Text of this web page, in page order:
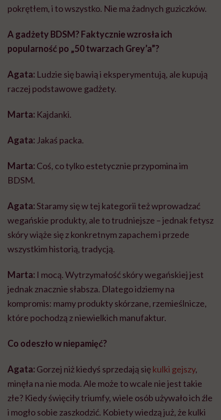
pokrętłem, i to wszystko. Nie ma żadnych guziczków.
A gadżety BDSM? Faktycznie wzrosła ich
popularność po „50 twarzach Grey’a”?
Agata: Ludzie się bawią i eksperymentują, ale kupują
raczej podstawowe gadżety.
Marta: Kajdanki.
Agata: Jakaś packa.
Marta: Coś, co tylko estetycznie przypomina im
BDSM.
Agata:Staramy się w tej kategorii też wprowadzać
wegańskie produkty, ale to trudniejsze – jednak fetysz
skóry wiąże się z konkretnym zapachem i przede
wszystkim historią, tradycją.
Marta: I mocą. Wytrzymałość skóry wegańskiej jest
jednak znacznie słabsza. Dlatego idziemy na
kompromis: mamy produkty skórzane, rzemieślnicze,
które pochodzą z niewielkich manufaktur.
Co odeszło w niepamięć?
Agata: Gorzej niż kiedyś sprzedają siękulki gejszy,
minęła na nie moda.Ale może to wcale nie jest takie
złe? Kiedy święciły triumfy, wiele osób używało ich źle
i mogło sobie zaszkodzić. Kobiety wiedzą już, że kulki